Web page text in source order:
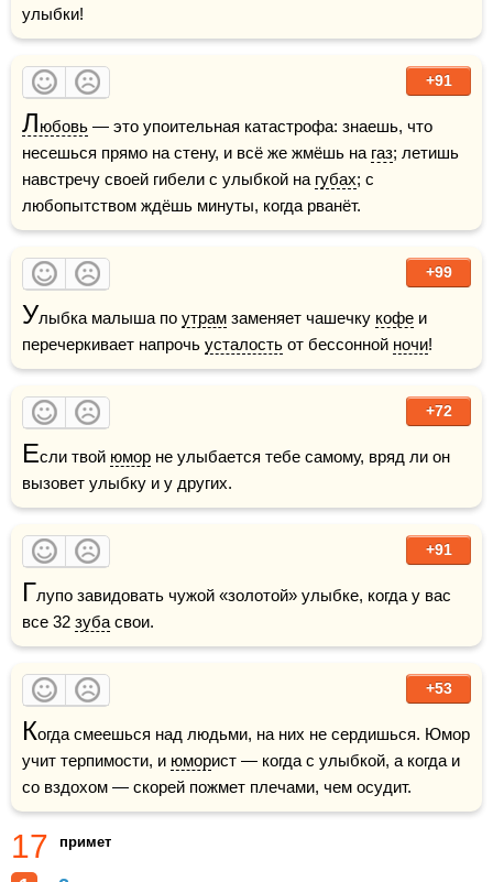
улыбки!
+91
Любовь — это упоительная катастрофа: знаешь, что
несешься прямо на стену, и всё же жмёшь на газ; летишь
навстречу своей гибели с улыбкой на губах; с
любопытством ждёшь минуты, когда рванёт.
+99
Улыбка малыша по утрам заменяет чашечку кофе и
перечеркивает напрочь усталость от бессонной ночи!
+72
Если твой юмор не улыбается тебе самому, вряд ли он
вызовет улыбку и у других.
+91
Глупо завидовать чужой «золотой» улыбке, когда у вас
все 32 зуба свои.
+53
Когда смеешься над людьми, на них не сердишься. Юмор
учит терпимости, и юморист — когда с улыбкой, а когда и
со вздохом — скорей пожмет плечами, чем осудит.
17 примет